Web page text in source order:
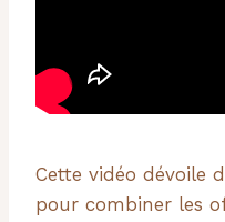
Cette vidéo dévoile
pour combiner les